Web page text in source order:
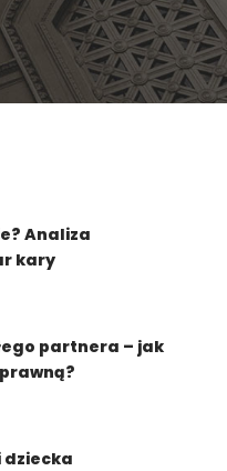
Analiza
kary
partnera – jak
dziecka